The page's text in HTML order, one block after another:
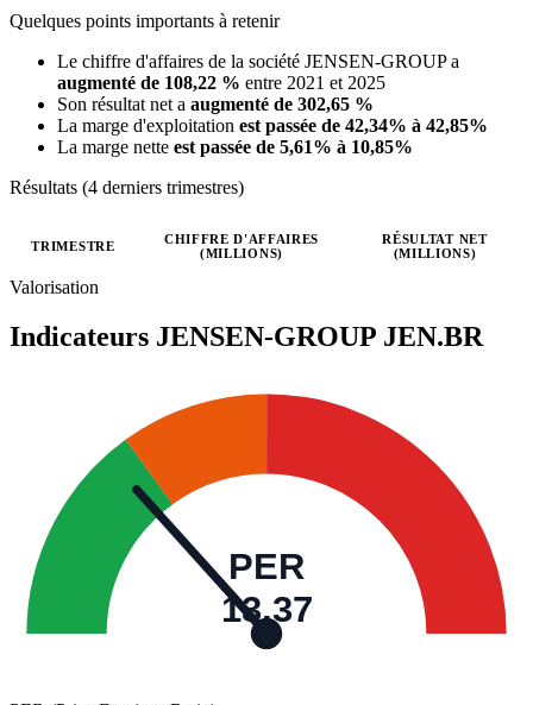
Quelques points importants à retenir
Le chiffre d'affaires de la société JENSEN-GROUP a
augmenté de 108,22 % entre 2021 et 2025
Son résultat net a augmenté de 302,65 %
La marge d'exploitation est passée de 42,34% à 42,85%
La marge nette est passée de 5,61% à 10,85%
Résultats (4 derniers trimestres)
Valeurs trimestrielles en millions (euro)
TRIMESTRE
CHIFFRE D'AFFAIRES
(MILLIONS)
RÉSULTAT NET
(MILLIONS)
Valorisation
Indicateurs JENSEN-GROUP JEN.BR
PER
13,37